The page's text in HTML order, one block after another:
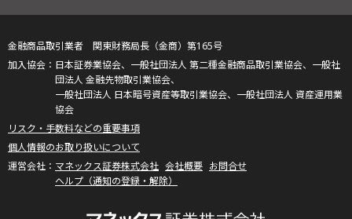
金融商品取引業者 関東財務局長（金商）第165号
日本証券業協会、一般社団法人 第二種金融商品取引業協会、一般社
団法人 金融先物取引業協会、
一般社団法人 日本暗号資産等取引業協会、一般社団法人 資産運用業
協会
リスク・手数料などの重要事項
個人情報のお取り扱いについて
マネックス証券株式会社 会社概要 お問合せ
ヘルプ（通知の登録・解除）